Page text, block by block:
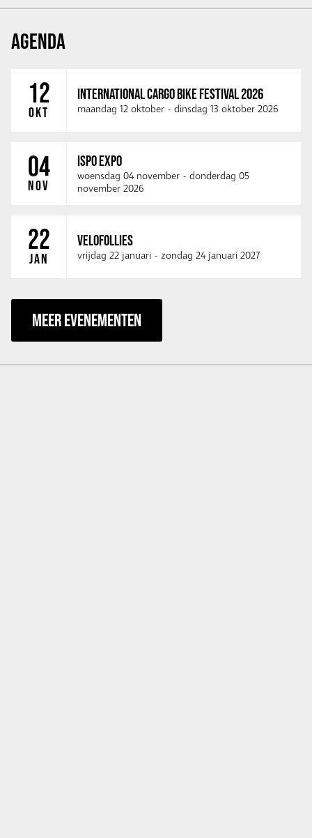
AGENDA
12
OKT
INTERNATIONAL CARGO BIKE FESTIVAL 2026
maandag 12 oktober - dinsdag 13 oktober 2026
04
NOV
ISPO EXPO
woensdag 04 november - donderdag 05
november 2026
22
JAN
VELOFOLLIES
vrijdag 22 januari - zondag 24 januari 2027
MEER EVENEMENTEN